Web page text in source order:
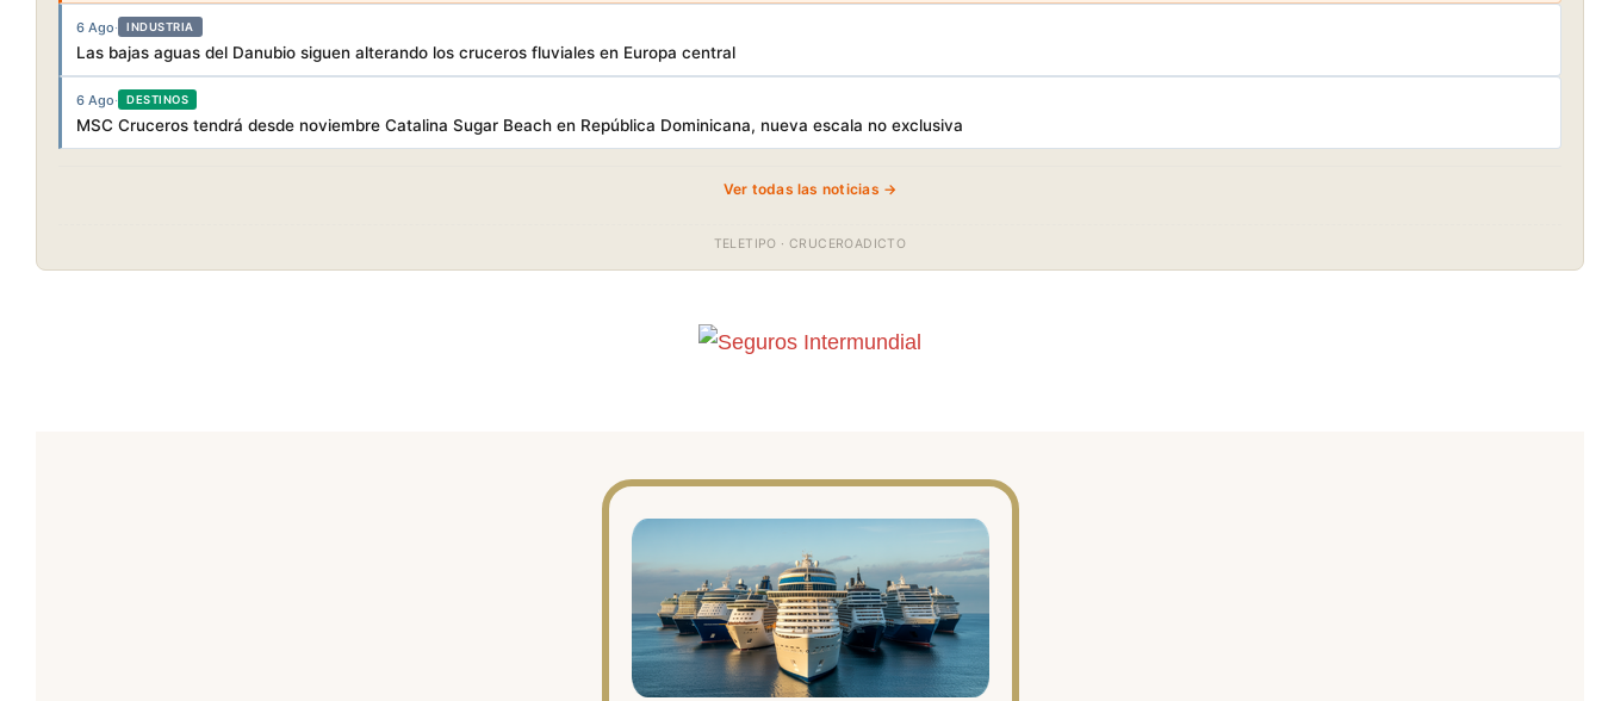
6 Ago· INDUSTRIA
Las bajas aguas del Danubio siguen alterando los cruceros fluviales en Europa central
6 Ago· DESTINOS
MSC Cruceros tendrá desde noviembre Catalina Sugar Beach en República Dominicana, nueva escala no exclusiva
Ver todas las noticias →
TELETIPO · CRUCEROADICTO